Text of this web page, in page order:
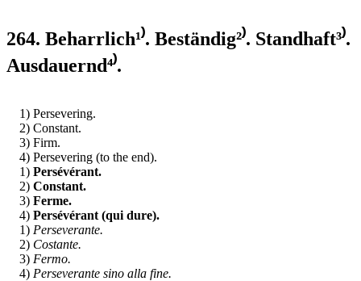
264. Beharrlich¹⁾. Beständig²⁾. Standhaft³⁾.
Ausdauernd⁴⁾.
1) Persevering.
2) Constant.
3) Firm.
4) Persevering (to the end).
1) Persévérant.
2) Constant.
3) Ferme.
4) Persévérant (qui dure).
1) Perseverante.
2) Costante.
3) Fermo.
4) Perseverante sino alla fine.